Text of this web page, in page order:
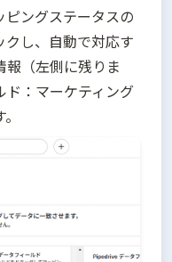
ングステータスの
クし、自動で対応す
報（左側に残りま
ド：マーケティング